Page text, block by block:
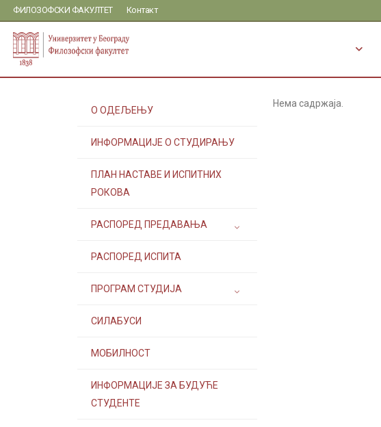
ФИЛОЗОФСКИ ФАКУЛТЕТ Контакт
О ОДЕЉЕЊУ
ИНФОРМАЦИЈЕ О СТУДИРАЊУ
ПЛАН НАСТАВЕ И ИСПИТНИХ
РОКОВА
РАСПОРЕД ПРЕДАВАЊА
РАСПОРЕД ИСПИТА
ПРОГРАМ СТУДИЈА
СИЛАБУСИ
МОБИЛНОСТ
ИНФОРМАЦИЈЕ ЗА БУДУЋЕ
СТУДЕНТЕ
Нема садржаја.